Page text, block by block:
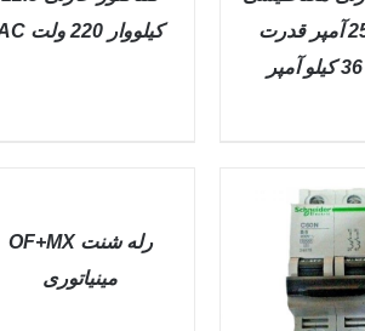
QUICK
15 تا 25 آمپر قدرت
کیلووار 220 ولت AC
رله شنت OF+MX
مينياتوری